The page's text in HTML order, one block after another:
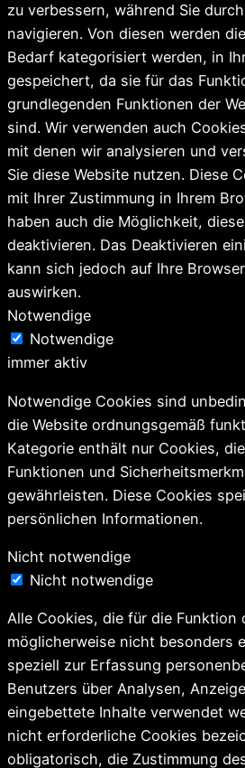
zu verbessern, während Sie
navigieren. Von diesen werden
Bedarf kategorisiert werden, in
gespeichert, da sie für das
grundlegenden Funktionen der
sind. Wir verwenden auch
mit denen wir analysieren und
Sie diese Website nutzen. Diese
mit Ihrer Zustimmung in Ihrem
haben auch die Möglichkeit,
deaktivieren. Das Deaktivieren
kann sich jedoch auf Ihre
auswirken.
Notwendige
Notwendige
immer aktiv
Notwendige Cookies sind
die Website ordnungsgemäß
Kategorie enthält nur Cookies,
Funktionen und
gewährleisten. Diese Cookies
persönlichen Informationen.
Nicht notwendige
Nicht notwendige
Alle Cookies, die für die Funktion
möglicherweise nicht besonders
speziell zur Erfassung
Benutzers über Analysen,
eingebettete Inhalte verwendet
nicht erforderliche Cookies
obligatorisch, die Zustimmung